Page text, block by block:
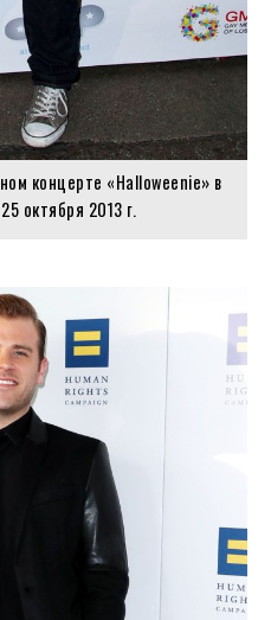
концерте «Halloweenie» в
октября 2013 г.